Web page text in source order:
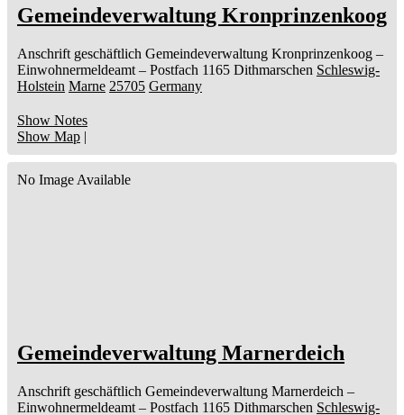
Gemeindeverwaltung Kronprinzenkoog
Anschrift geschäftlich Gemeindeverwaltung Kronprinzenkoog –
Einwohnermeldeamt – Postfach 1165 Dithmarschen Schleswig-
Holstein Marne 25705 Germany
Show Notes
Show Map |
No Image Available
Gemeindeverwaltung Marnerdeich
Anschrift geschäftlich Gemeindeverwaltung Marnerdeich –
Einwohnermeldeamt – Postfach 1165 Dithmarschen Schleswig-